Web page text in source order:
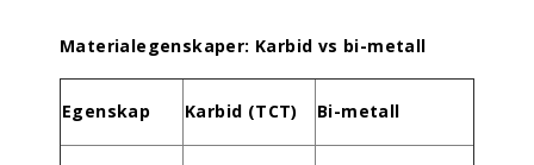
Materialegenskaper: Karbid vs bi-metall
Egenskap Karbid (TCT) Bi-metall